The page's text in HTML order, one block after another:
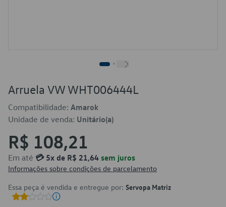
Arruela VW WHT006444L
Compatibilidade: Amarok
Unidade de venda: Unitário(a)
R$ 108,21
Em até 💳 5x de R$ 21,64 sem juros
Informações sobre condições de parcelamento
Essa peça é vendida e entregue por: Servopa Matriz